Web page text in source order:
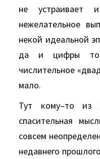
не устраивает
нежелательное
некой идеальной
да и цифры
числительное
мало.
Тут кому–то из
спасительная
совсем
недавнего